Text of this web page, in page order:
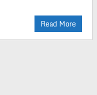
Read More